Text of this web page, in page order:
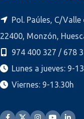
Pol. Paúles, C/
22400, Monzón,
974 400 327 / 678
Lunes a jueves: 9-
Viernes: 9-13.30h